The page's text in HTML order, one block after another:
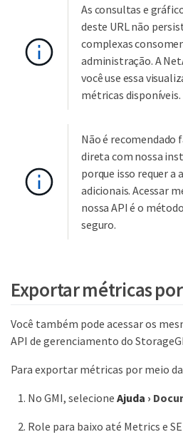
As consultas e
deste URL não
complexas
administração. A
você use essa
métricas disponíveis.
Não é recomendado
direta com nossa
porque isso requer a
adicionais. Acessar
nossa API é o
seguro.
Exportar métricas
Você também pode acessar os
API de gerenciamento do
Para exportar métricas por meio
No GMI, selecione Ajuda ›
Role para baixo até Metrics e